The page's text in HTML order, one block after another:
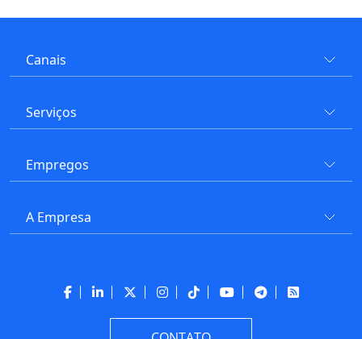
Canais
Serviços
Empregos
A Empresa